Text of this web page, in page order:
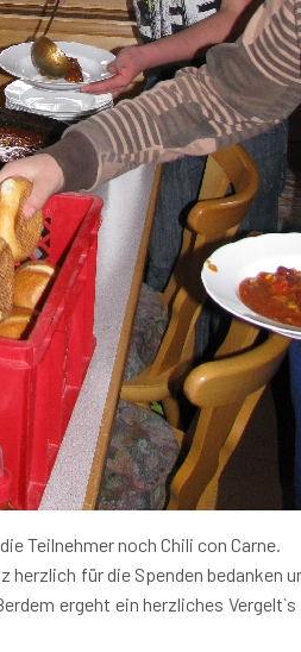
Teilnehmer noch Chili con Carne.
für die Spenden bedanken
ergeht ein herzliches